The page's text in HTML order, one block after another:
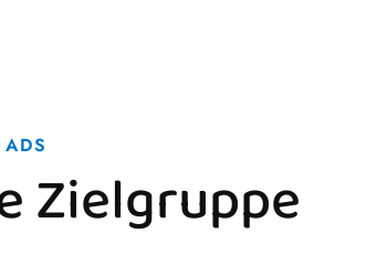
Zielgruppe